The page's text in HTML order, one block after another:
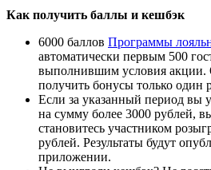
Как получить баллы и кешбэк
6000 баллов Программы
автоматически первым 500
выполнившим условия акции.
получить бонусы только один
Если за указанный период вы
на сумму более 3000 рублей,
становитесь участником
рублей. Результаты будут
приложении.